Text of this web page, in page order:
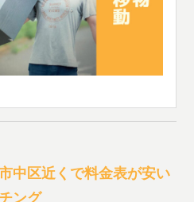
中区近くで料金表が安い
ング